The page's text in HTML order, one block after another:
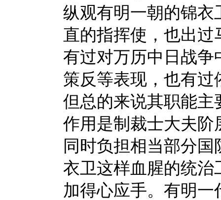
纵观有明一朝的锦
直的指挥使，也出
有过对万历中日战
策反等表现，也有
但总的来说其职能
作用是制裁士大夫
同时负担相当部分
衣卫这样血腥的统
加得心应手。有明